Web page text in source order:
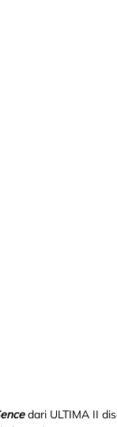
dari ULTIMA II